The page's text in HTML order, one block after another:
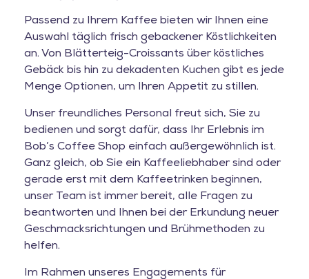
Passend zu Ihrem Kaffee bieten wir Ihnen eine
Auswahl täglich frisch gebackener Köstlichkeiten
an. Von Blätterteig-Croissants über köstliches
Gebäck bis hin zu dekadenten Kuchen gibt es jede
Menge Optionen, um Ihren Appetit zu stillen.
Unser freundliches Personal freut sich, Sie zu
bedienen und sorgt dafür, dass Ihr Erlebnis im
Bob’s Coffee Shop einfach außergewöhnlich ist.
Ganz gleich, ob Sie ein Kaffeeliebhaber sind oder
gerade erst mit dem Kaffeetrinken beginnen,
unser Team ist immer bereit, alle Fragen zu
beantworten und Ihnen bei der Erkundung neuer
Geschmacksrichtungen und Brühmethoden zu
helfen.
Im Rahmen unseres Engagements für